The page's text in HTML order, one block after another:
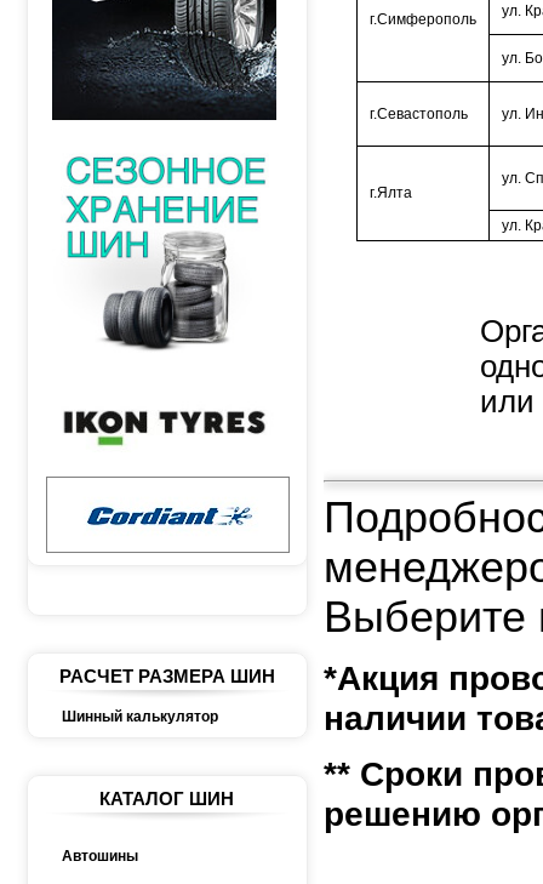
РАСЧЕТ РАЗМЕРА ШИН
Шинный калькулятор
КАТАЛОГ ШИН
Автошины
г.Симферополь ул.
ул.
г.Севастополь ул.
г.Ялта
ул.
ул.
или
*Акция
наличии
** Сроки
решению